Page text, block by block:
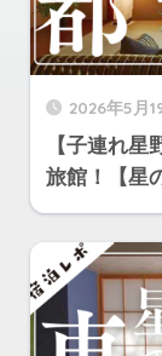
2026年5月
【子連れ
旅館！【星